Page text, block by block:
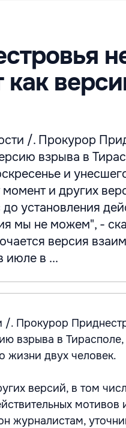
как
/. Прокурор
взрыва в
и
и других
установления
мы не можем", -
версия
июле в ...
Прокурор
взрыва в
жизни двух человек.
версий, в том
мотивов
журналистам,